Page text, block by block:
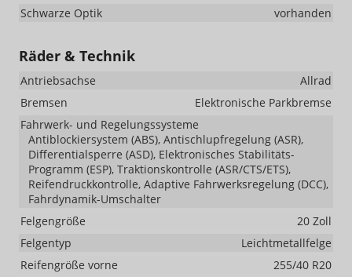
Schwarze Optik
vorhanden
Räder & Technik
Antriebsachse
Allrad
Bremsen
Elektronische Parkbremse
Fahrwerk- und Regelungssysteme
Antiblockiersystem (ABS), Antischlupfregelung (ASR),
Differentialsperre (ASD), Elektronisches Stabilitäts-
Programm (ESP), Traktionskontrolle (ASR/CTS/ETS),
Reifendruckkontrolle, Adaptive Fahrwerksregelung (DCC),
Fahrdynamik-Umschalter
Felgengröße
20 Zoll
Felgentyp
Leichtmetallfelge
Reifengröße vorne
255/40 R20